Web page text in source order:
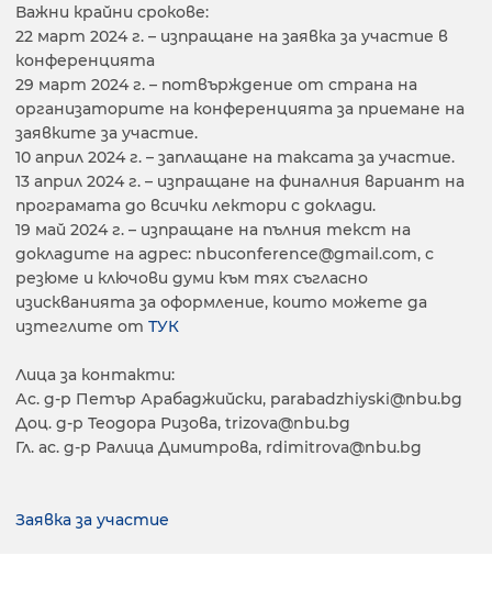
Важни крайни срокове:
22 март 2024 г. – изпращане на заявка за участие в
конференцията
29 март 2024 г. – потвърждение от страна на
организаторите на конференцията за приемане на
заявките за участие.
10 април 2024 г. – заплащане на таксата за участие.
13 април 2024 г. – изпращане на финалния вариант на
програмата до всички лектори с доклади.
19 май 2024 г. – изпращане на пълния текст на
докладите на адрес: nbuconference@gmail.com, с
резюме и ключови думи към тях съгласно
изискванията за оформление, които можете да
изтеглите от ТУК
Лица за контакти:
Ас. д-р Петър Арабаджийски, parabadzhiyski@nbu.bg
Доц. д-р Теодора Ризова, trizova@nbu.bg
Гл. ас. д-р Ралица Димитрова, rdimitrova@nbu.bg
Заявка за участие